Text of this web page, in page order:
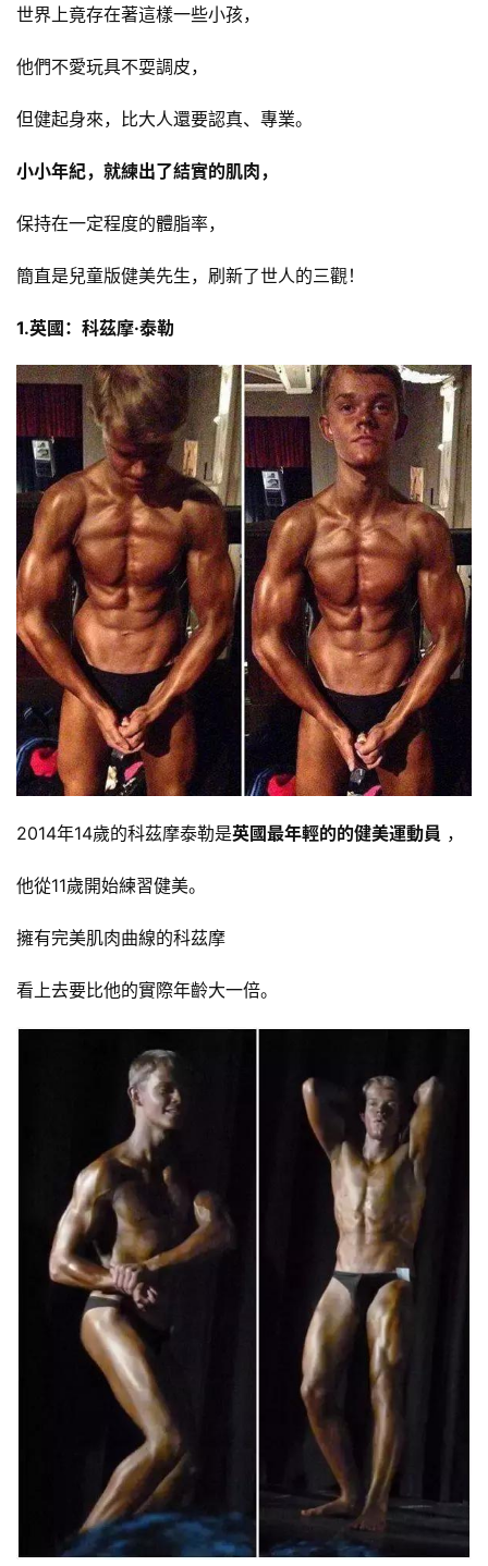
世界上竟存在著這樣一些小孩，
他們不愛玩具不耍調皮，
但健起身來，比大人還要認真、專業。
小小年紀，就練出了結實的肌肉，
保持在一定程度的體脂率，
簡直是兒童版健美先生，刷新了世人的三觀！
1.英國：科茲摩·泰勒
2014年14歲的科茲摩泰勒是英國最年輕的的健美運動員 ，
他從11歲開始練習健美。
擁有完美肌肉曲線的科茲摩
看上去要比他的實際年齡大一倍。